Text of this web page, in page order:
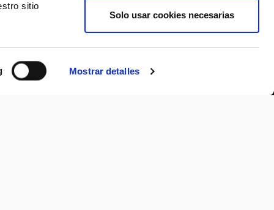
sitio
Mostrar detalles
Solo usar cookies necesarias